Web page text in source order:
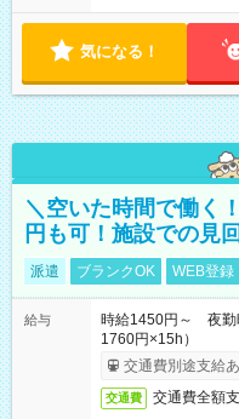
気になる！
＼空いた時間で働く
円も可！施設での見
派遣 ブランクOK WEB登録
給与
時給1450円～ 夜勤
1760円×15h）
交通費別途支給
交通費 交通費全額